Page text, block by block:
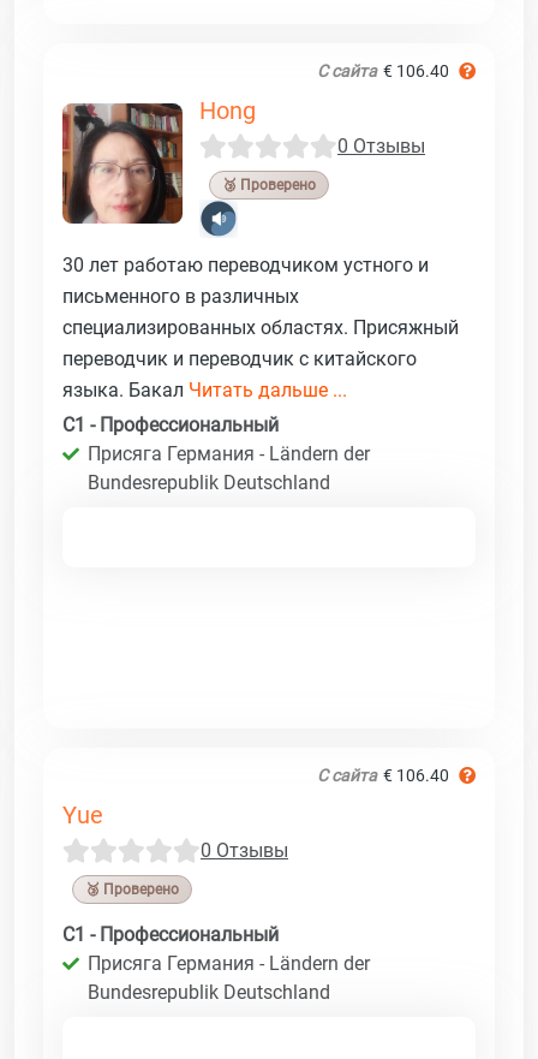
С сайта € 106.40
Hong
0 Отзывы
🥉 Проверено
30 лет работаю переводчиком устного и
письменного в различных
специализированных областях. Присяжный
переводчик и переводчик с китайского
языка. Бакал Читать дальше ...
C1 - Профессиональный
Присяга Германия - Ländern der
Bundesrepublik Deutschland
С сайта € 106.40
Yue
0 Отзывы
🥉 Проверено
C1 - Профессиональный
Присяга Германия - Ländern der
Bundesrepublik Deutschland